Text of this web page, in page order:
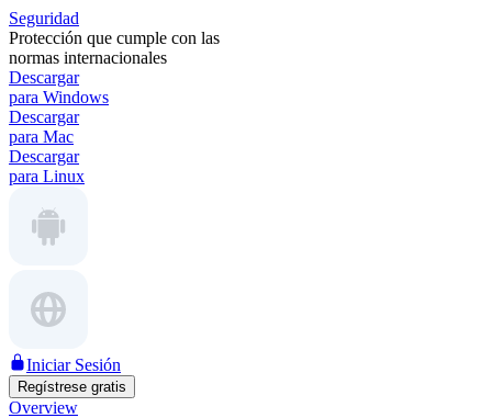
Seguridad
Protección que cumple con las
normas internacionales
Descargar
para Windows
Descargar
para Mac
Descargar
para Linux
Iniciar Sesión
Regístrese gratis
Overview